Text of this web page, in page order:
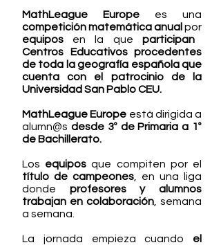
MathLeague Europe es una
competición matemática anual por
equipos en la que participan
Centros Educativos procedentes
de toda la geografía españolaque
cuenta con el patrocinio de la
Universidad San Pablo CEU.
MathLeague Europe está dirigida a
alumn@s desde 3º de Primaria a 1º
de Bachillerato.
Los equipos que compiten por el
título de campeones , en una liga
donde profesores y alumnos
trabajan en colaboración , semana
a semana.
La jornada empieza cuando el